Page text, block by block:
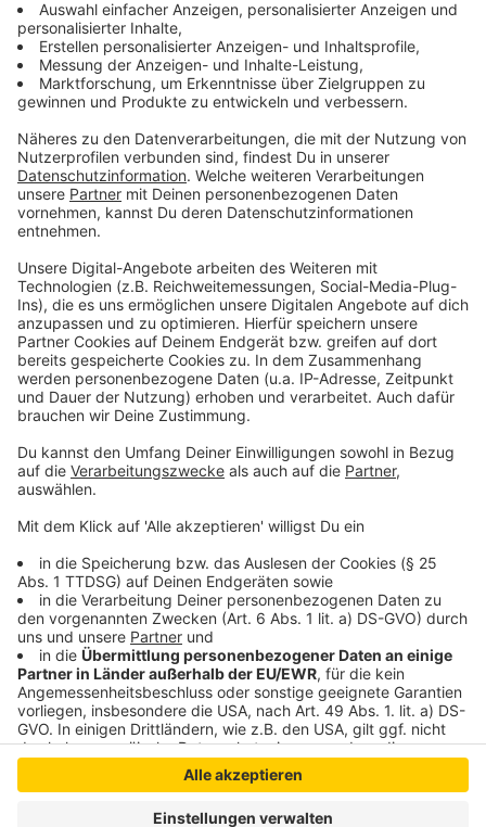
Anzeige
Anzeige
Das Team selbst von "Grenzenlose Wärme" besteht
allerdings nicht alleine ran. Jeden Tag kommen etwa
80-100 freiwillige Helfer. Manche kommen neu dazu,
manche Gesichter sieht man häufiger, Schulklassen,
Vereine sind auch manchmal mit dabei. Neben
man auch einfach selbst mit anpacken, dafür sollte
man vorher in die Liste aufgrenzenlose-waerme.blog
eintragen. Dort findet man auch ständig aktualisierte
Bedarfslisten hoch, die sich teilweise stündlich ändern.
Da kann man dann drauf schauen und das, was aktuell
benötigt, vorbeibringen.
Autor: Celina Pegel mit David Müller
Anzeige
Anzeige